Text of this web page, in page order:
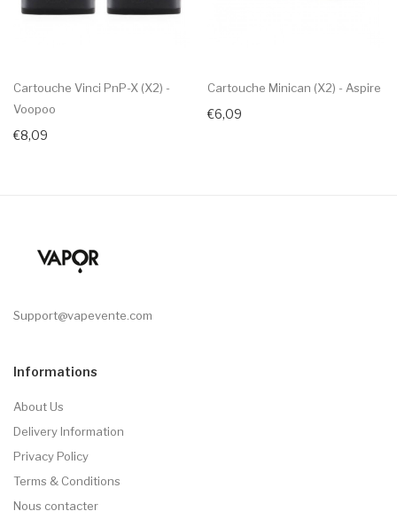
Cartouche Vinci PnP-X (x2) -
Voopoo
€8,09
Cartouche Minican (x2) - Aspire
€6,09
Support@vapevente.com
Informations
About Us
Delivery Information
Privacy Policy
Terms & Conditions
Nous contacter